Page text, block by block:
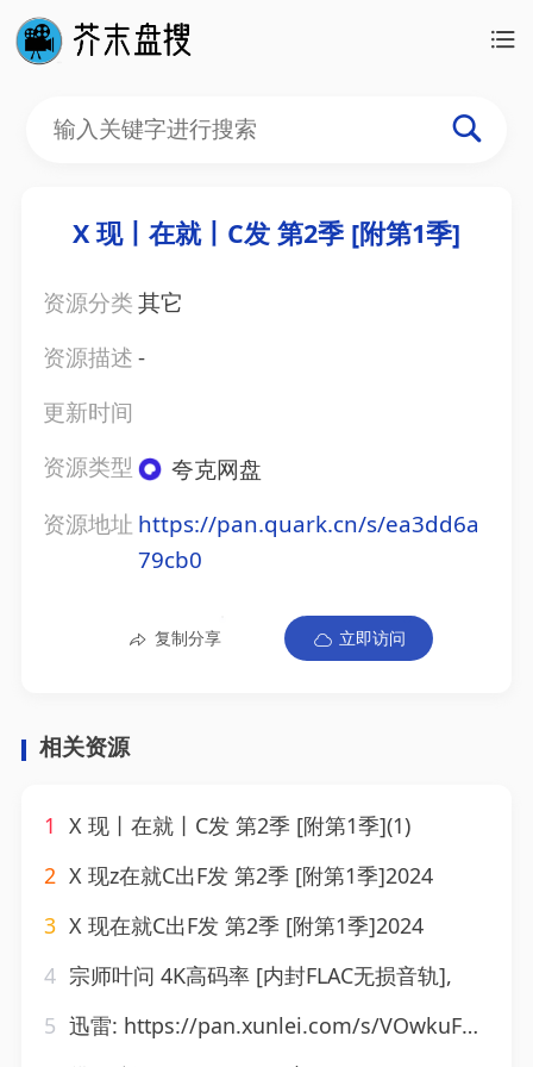
X 现丨在就丨C发 第2季 [附第1季]
资源分类其它
资源描述-
更新时间
资源类型
夸克网盘
资源地址 https://pan.quark.cn/s/ea3dd6a
79cb0
复制分享 立即访问
相关资源
1 X 现丨在就丨C发 第2季 [附第1季](1)
2 X 现z在就C出F发 第2季 [附第1季]2024
3 X 现在就C出F发 第2季 [附第1季]2024
4 宗师叶问 4K高码率 [内封FLAC无损音轨],
5 迅雷: https://pan.xunlei.com/s/VOwkuFdD1DuKFE3OLm9pLsV8A1?pwd=i7we 南部档案.1080P更 33【超前完结】